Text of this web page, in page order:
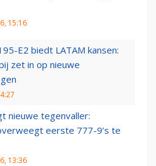
15:16
E2 biedt LATAM kansen:
zet in op nieuwe
nieuwe tegenvaller:
eerste 777-9’s te
13:36